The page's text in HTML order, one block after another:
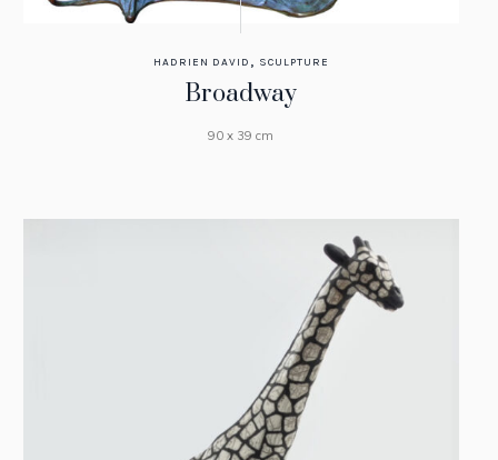
HADRIEN DAVID , SCULPTURE
Broadway
90 x 39 cm